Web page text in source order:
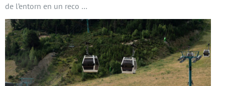
de l’entorn en un reco …